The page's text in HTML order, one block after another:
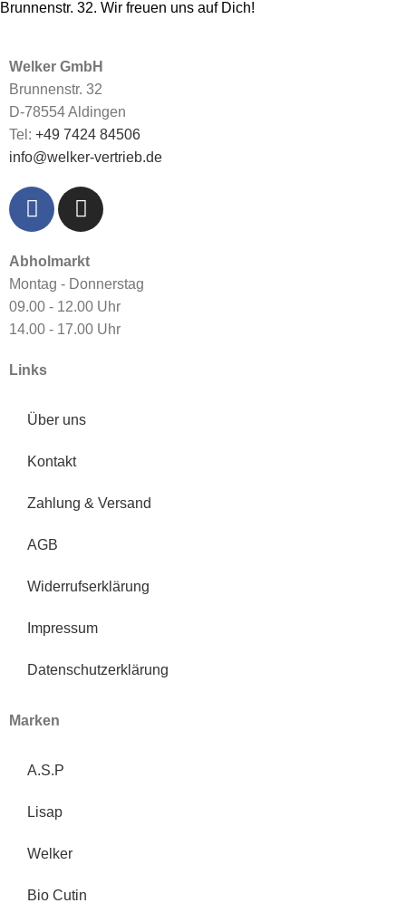
Brunnenstr. 32. Wir freuen uns auf Dich!
Welker GmbH
Brunnenstr. 32
D-78554 Aldingen
Tel: +49 7424 84506
info@welker-vertrieb.de
Abholmarkt
Montag - Donnerstag
09.00 - 12.00 Uhr
14.00 - 17.00 Uhr
Links
Über uns
Kontakt
Zahlung & Versand
AGB
Widerrufserklärung
Impressum
Datenschutzerklärung
Marken
A.S.P
Lisap
Welker
Bio Cutin